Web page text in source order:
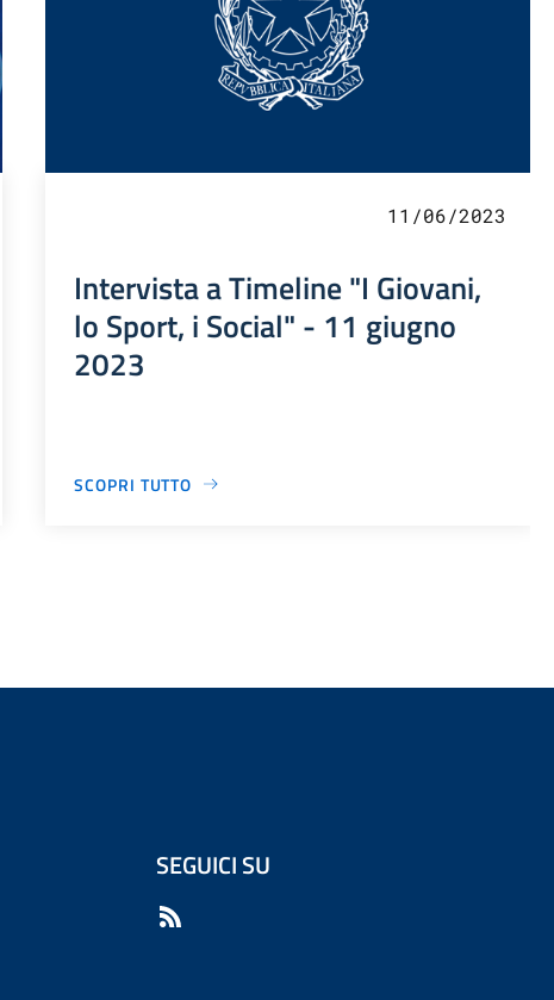
11/06/2023
Intervista a Timeline "I Giovani,
lo Sport, i Social" - 11 giugno
2023
SCOPRI TUTTO
SEGUICI SU